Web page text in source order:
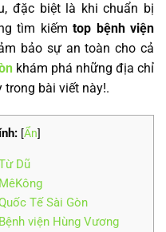
đặc biệt là khi chuẩn bị
tìm kiếmtop bệnh viện
bảo sự an toàn cho cả
khám phá những địa chỉ
bài viết này!.
[Ẩn]
Dũ
Tế Sài Gòn
viện Hùng Vương